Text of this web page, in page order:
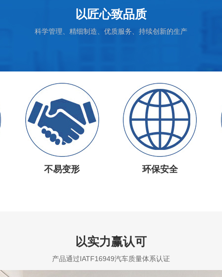
以匠心致品质
科学管理、精细制造、优质服务、持续创新的生产
不易变形 环保安全
以实力赢认可
产品通过IATF16949汽车质量体系认证